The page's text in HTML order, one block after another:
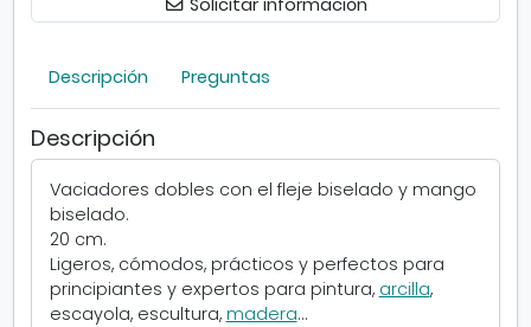
b
l
j
Descripción Preguntas
Descripción
Vaciadores dobles con el fleje biselado y mango
biselado.
20 cm.
Ligeros, cómodos, prácticos y perfectos para
principiantes y expertos para pintura, arcilla,
escayola, escultura, madera...